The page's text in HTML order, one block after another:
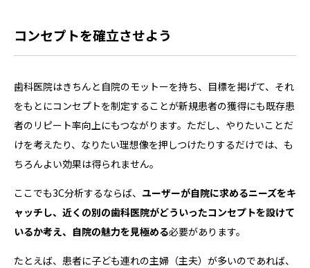
コンセプトを確立させよう
歯科医院はきちんと自院のモットーを持ち、目標を掲げて、それ
をもとにコンセプトを制定することが新規患者の獲得にも既存患
者のリピート率向上にもつながります。ただし、やりたいことだ
けを考えたり、なりたい理想像を押しつけたりするだけでは、も
ちろんよい効果は得られません。
ここでも3C分析するならば、 ユーザーが自院に求めるニーズをキ
ャッチし、近くの別の歯科医院がどういったコンセプトを設けて
いるか考え、自院の魅力を見極める必要があります。
たとえば、患者に子ども連れの主婦（主夫）が多いのであれば、